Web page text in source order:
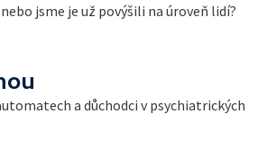
jsme je už povýšili na úroveň lidí?
a důchodci v psychiatrických